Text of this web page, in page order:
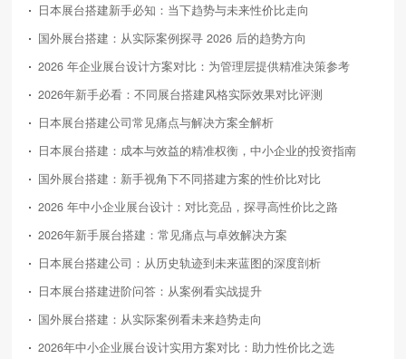
日本展台搭建新手必知：当下趋势与未来性价比走向
国外展台搭建：从实际案例探寻 2026 后的趋势方向
2026 年企业展台设计方案对比：为管理层提供精准决策参考
2026年新手必看：不同展台搭建风格实际效果对比评测
日本展台搭建公司常见痛点与解决方案全解析
日本展台搭建：成本与效益的精准权衡，中小企业的投资指南
国外展台搭建：新手视角下不同搭建方案的性价比对比
2026 年中小企业展台设计：对比竞品，探寻高性价比之路
2026年新手展台搭建：常见痛点与卓效解决方案
日本展台搭建公司：从历史轨迹到未来蓝图的深度剖析
日本展台搭建进阶问答：从案例看实战提升
国外展台搭建：从实际案例看未来趋势走向
2026年中小企业展台设计实用方案对比：助力性价比之选